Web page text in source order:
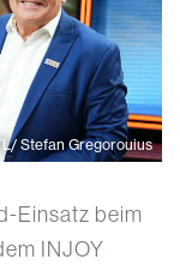
Stefan Gregorouius
Einsatz beim
INJOY